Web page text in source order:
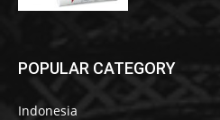
POPULAR CATEGORY
Indonesia